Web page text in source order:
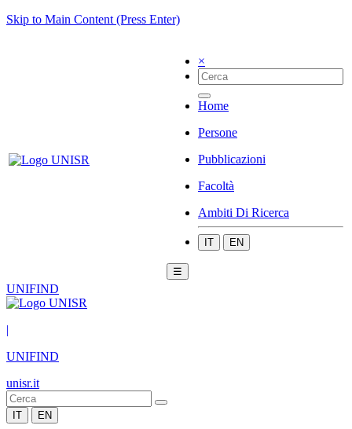
Skip to Main Content (Press Enter)
×
Home
Persone
Pubblicazioni
Facoltà
Ambiti Di Ricerca
IT EN
☰
UNIFIND
|
UNIFIND
unisr.it
IT EN